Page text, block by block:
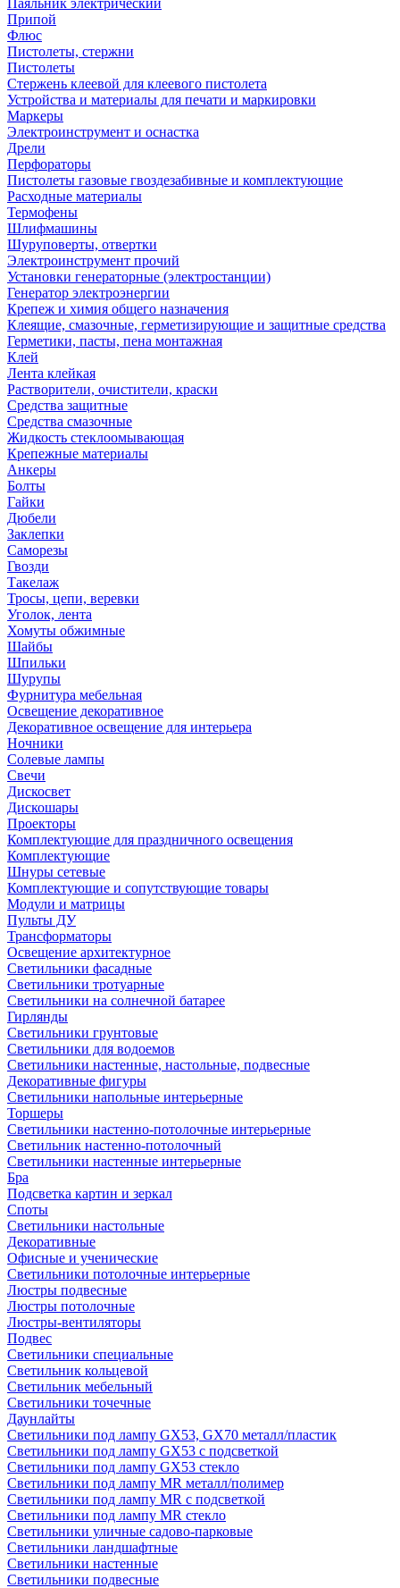
Паяльник электрический
Припой
Флюс
Пистолеты, стержни
Пистолеты
Стержень клеевой для клеевого пистолета
Устройства и материалы для печати и маркировки
Маркеры
Электроинструмент и оснастка
Дрели
Перфораторы
Пистолеты газовые гвоздезабивные и комплектующие
Расходные материалы
Термофены
Шлифмашины
Шуруповерты, отвертки
Электроинструмент прочий
Установки генераторные (электростанции)
Генератор электроэнергии
Крепеж и химия общего назначения
Клеящие, смазочные, герметизирующие и защитные средства
Герметики, пасты, пена монтажная
Клей
Лента клейкая
Растворители, очистители, краски
Средства защитные
Средства смазочные
Жидкость стеклоомывающая
Крепежные материалы
Анкеры
Болты
Гайки
Дюбели
Заклепки
Саморезы
Гвозди
Такелаж
Тросы, цепи, веревки
Уголок, лента
Хомуты обжимные
Шайбы
Шпильки
Шурупы
Фурнитура мебельная
Освещение декоративное
Декоративное освещение для интерьера
Ночники
Солевые лампы
Свечи
Дискосвет
Дискошары
Проекторы
Комплектующие для праздничного освещения
Комплектующие
Шнуры сетевые
Комплектующие и сопутствующие товары
Модули и матрицы
Пульты ДУ
Трансформаторы
Освещение архитектурное
Светильники фасадные
Светильники тротуарные
Светильники на солнечной батарее
Гирлянды
Светильники грунтовые
Светильники для водоемов
Светильники настенные, настольные, подвесные
Декоративные фигуры
Светильники напольные интерьерные
Торшеры
Светильники настенно-потолочные интерьерные
Светильник настенно-потолочный
Светильники настенные интерьерные
Бра
Подсветка картин и зеркал
Споты
Светильники настольные
Декоративные
Офисные и ученические
Светильники потолочные интерьерные
Люстры подвесные
Люстры потолочные
Люстры-вентиляторы
Подвес
Светильники специальные
Светильник кольцевой
Светильник мебельный
Светильники точечные
Даунлайты
Светильники под лампу GX53, GX70 металл/пластик
Светильники под лампу GX53 с подсветкой
Светильники под лампу GX53 стекло
Светильники под лампу MR металл/полимер
Светильники под лампу MR с подсветкой
Светильники под лампу MR стекло
Светильники уличные садово-парковые
Светильники ландшафтные
Светильники настенные
Светильники подвесные